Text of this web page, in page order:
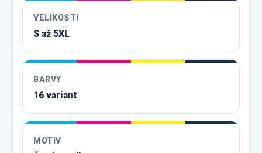
VELIKOSTI
S až 5XL
BARVY
16 variant
MOTIV